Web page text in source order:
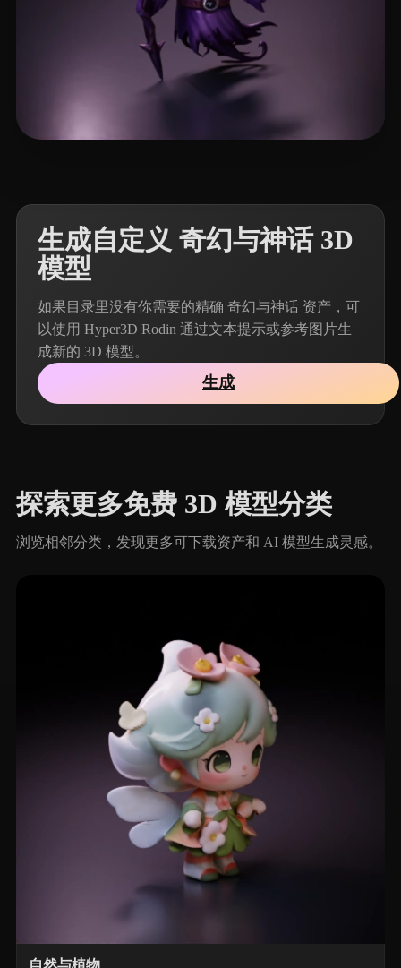
生成自定义 奇幻与神话 3D
模型
如果目录里没有你需要的精确 奇幻与神话 资产，可
以使用 Hyper3D Rodin 通过文本提示或参考图片生
成新的 3D 模型。
生成
探索更多免费 3D 模型分类
浏览相邻分类，发现更多可下载资产和 AI 模型生成灵感。
自然与植物